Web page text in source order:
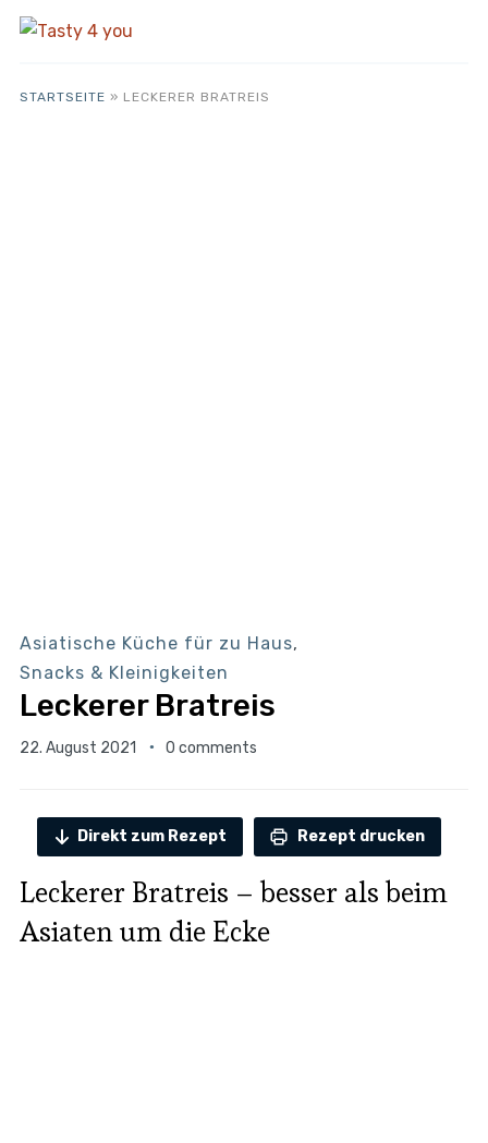
STARTSEITE » LECKERER BRATREIS
Asiatische Küche für zu Haus,
Snacks & Kleinigkeiten
Leckerer Bratreis
22. August 2021 0 comments
Direkt zum Rezept Rezept drucken
Leckerer Bratreis – besser als beim
Asiaten um die Ecke